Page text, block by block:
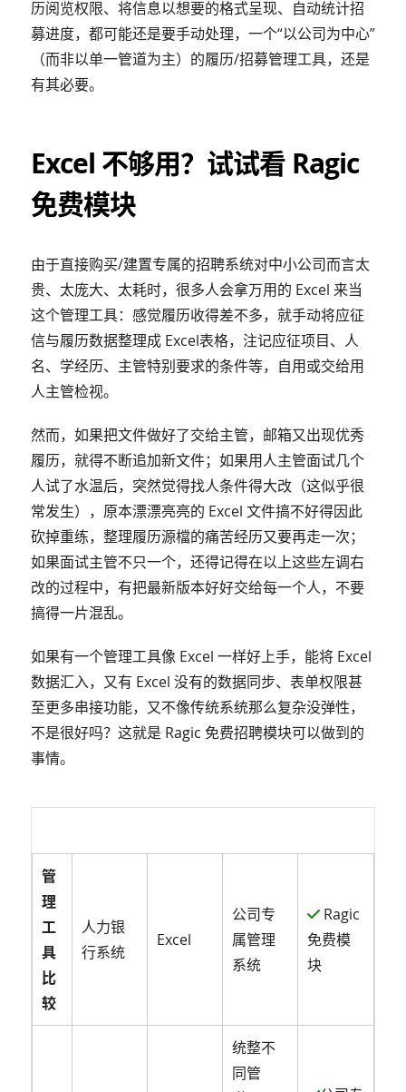
历阅览权限、将信息以想要的格式呈现、自动统计招
募进度，都可能还是要手动处理，一个“以公司为中心”
（而非以单一管道为主）的履历/招募管理工具，还是
有其必要。
Excel 不够用？试试看 Ragic
免费模块
由于直接购买/建置专属的招聘系统对中小公司而言太
贵、太庞大、太耗时，很多人会拿万用的 Excel 来当
这个管理工具：感觉履历收得差不多，就手动将应征
信与履历数据整理成 Excel表格，注记应征项目、人
名、学经历、主管特别要求的条件等，自用或交给用
人主管检视。
然而，如果把文件做好了交给主管，邮箱又出现优秀
履历，就得不断追加新文件；如果用人主管面试几个
人试了水温后，突然觉得找人条件得大改（这似乎很
常发生），原本漂漂亮亮的 Excel 文件搞不好得因此
砍掉重练，整理履历源檔的痛苦经历又要再走一次；
如果面试主管不只一个，还得记得在以上这些左调右
改的过程中，有把最新版本好好交给每一个人，不要
搞得一片混乱。
如果有一个管理工具像 Excel 一样好上手，能将 Excel
数据汇入，又有 Excel 没有的数据同步、表单权限甚
至更多串接功能，又不像传统系统那么复杂没弹性，
不是很好吗？这就是 Ragic 免费招聘模块可以做到的
事情。
管
理
工
具
比
较
人力银
行系统
Excel
公司专
属管理
系统
Ragic
免费模
块
统整不
同管